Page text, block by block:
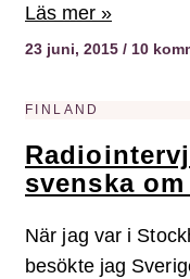
Läs mer »
23 juni, 2015 10
FINLAND
svenska
När jag var i
besökte jag